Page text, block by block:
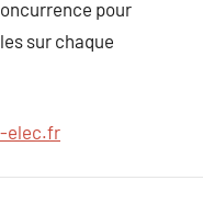
pour
sur chaque
elec.fr